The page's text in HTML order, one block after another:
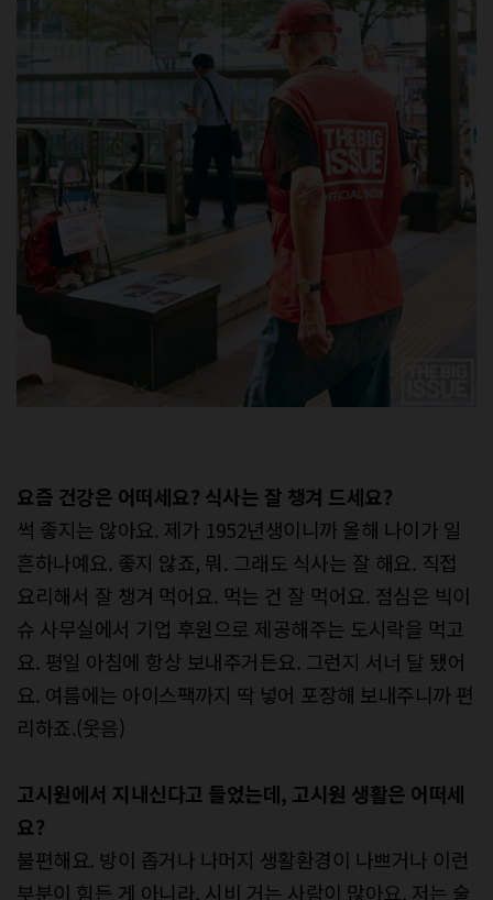
요즘 건강은 어떠세요? 식사는 잘 챙겨 드세요?
썩 좋지는 않아요. 제가 1952년생이니까 올해 나이가 일
흔하나예요. 좋지 않죠, 뭐. 그래도 식사는 잘 해요. 직접
요리해서 잘 챙겨 먹어요. 먹는 건 잘 먹어요. 점심은 빅이
슈 사무실에서 기업 후원으로 제공해주는 도시락을 먹고
요. 평일 아침에 항상 보내주거든요. 그런지 서너 달 됐어
요. 여름에는 아이스팩까지 딱 넣어 포장해 보내주니까 편
리하죠.(웃음)
고시원에서 지내신다고 들었는데, 고시원 생활은 어떠세
요?
불편해요. 방이 좁거나 나머지 생활환경이 나쁘거나 이런
부분이 힘든 게 아니라, 시비 거는 사람이 많아요. 저는 술